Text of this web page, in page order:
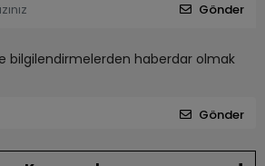
Gönder
bilgilendirmelerden haberdar olmak
Gönder